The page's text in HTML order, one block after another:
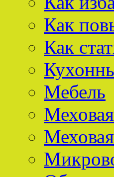
Как
Как
Мебель